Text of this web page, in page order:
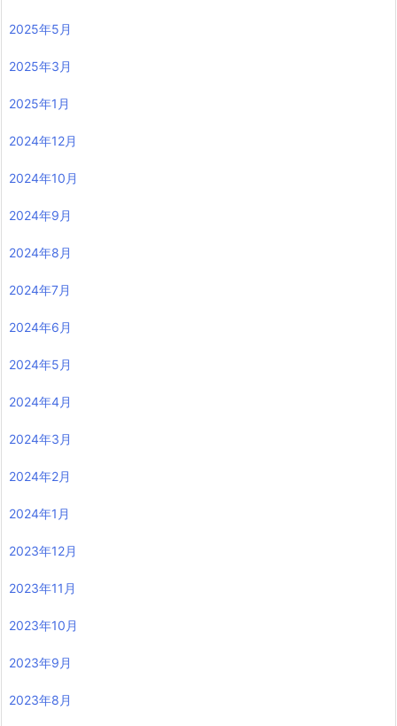
2025年5月
2025年3月
2025年1月
2024年12月
2024年10月
2024年9月
2024年8月
2024年7月
2024年6月
2024年5月
2024年4月
2024年3月
2024年2月
2024年1月
2023年12月
2023年11月
2023年10月
2023年9月
2023年8月